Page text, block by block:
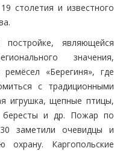
столетия и известного
являющейся
значения,
«Берегиня», где
с традиционными
игрушка, щепные птицы,
бересты и др. Пожар по
заметили очевидцы и
Каргопольские